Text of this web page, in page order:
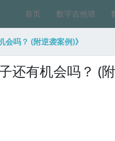
首页 数字吉他谱
吗？ (附逆袭案例)》
还有机会吗？ (